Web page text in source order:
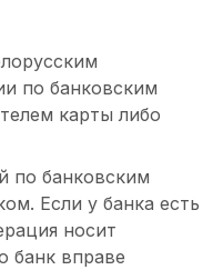
по банковским
карты либо
по банковским
Если у банка есть
носит
банк вправе